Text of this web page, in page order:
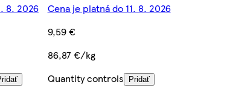
8. 2026
Cena je platná do 11. 8. 2026
9,59 €
86,87 €/kg
Quantity controls
Pridať